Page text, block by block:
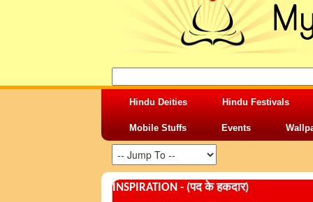
Hindu Deities Hindu Festivals
Mobile Stuffs Events
INSPIRATION - (पद के हकदार)